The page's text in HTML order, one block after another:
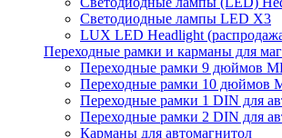
Светодиодные лампы LED X3
LUX LED Headlight
Переходные рамки и карманы для
Переходные рамки 9 дюймов
Переходные рамки 10 дюймов
Переходные рамки 1 DIN для
Переходные рамки 2 DIN для
Карманы для автомагнитол